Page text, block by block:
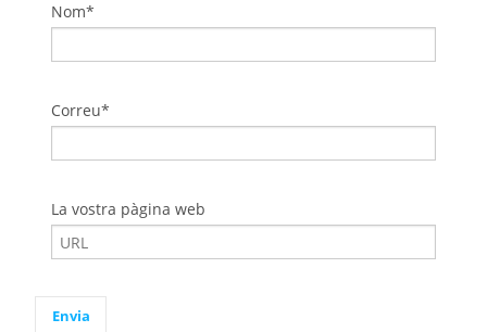
Nom*
Correu*
La vostra pàgina web